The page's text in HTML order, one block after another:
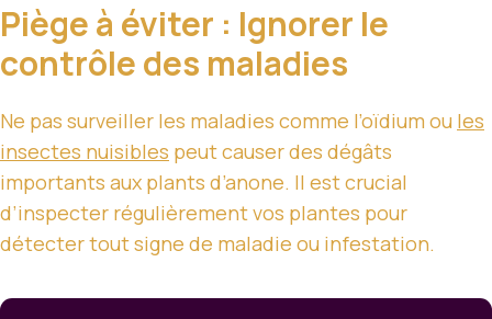
Piège à éviter : Ignorer le
contrôle des maladies
Ne pas surveiller les maladies comme l’oïdium ou les
insectes nuisibles peut causer des dégâts
importants aux plants d’anone. Il est crucial
d’inspecter régulièrement vos plantes pour
détecter tout signe de maladie ou infestation.